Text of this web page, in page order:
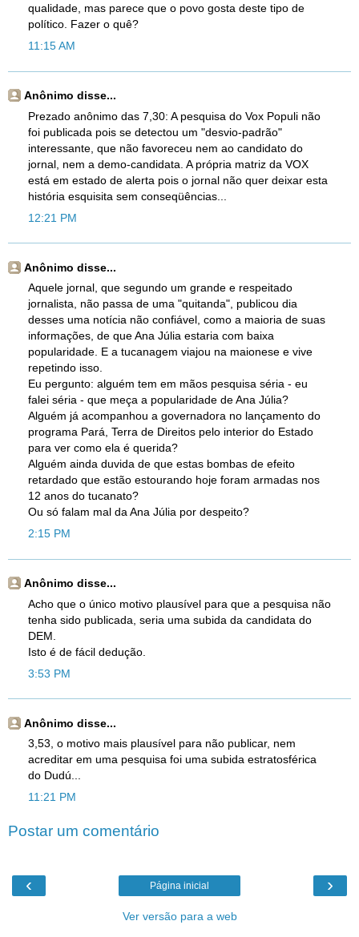
qualidade, mas parece que o povo gosta deste tipo de
político. Fazer o quê?
11:15 AM
Anônimo disse...
Prezado anônimo das 7,30: A pesquisa do Vox Populi não
foi publicada pois se detectou um "desvio-padrão"
interessante, que não favoreceu nem ao candidato do
jornal, nem a demo-candidata. A própria matriz da VOX
está em estado de alerta pois o jornal não quer deixar esta
história esquisita sem conseqüências...
12:21 PM
Anônimo disse...
Aquele jornal, que segundo um grande e respeitado
jornalista, não passa de uma "quitanda", publicou dia
desses uma notícia não confiável, como a maioria de suas
informações, de que Ana Júlia estaria com baixa
popularidade. E a tucanagem viajou na maionese e vive
repetindo isso.
Eu pergunto: alguém tem em mãos pesquisa séria - eu
falei séria - que meça a popularidade de Ana Júlia?
Alguém já acompanhou a governadora no lançamento do
programa Pará, Terra de Direitos pelo interior do Estado
para ver como ela é querida?
Alguém ainda duvida de que estas bombas de efeito
retardado que estão estourando hoje foram armadas nos
12 anos do tucanato?
Ou só falam mal da Ana Júlia por despeito?
2:15 PM
Anônimo disse...
Acho que o único motivo plausível para que a pesquisa não
tenha sido publicada, seria uma subida da candidata do
DEM.
Isto é de fácil dedução.
3:53 PM
Anônimo disse...
3,53, o motivo mais plausível para não publicar, nem
acreditar em uma pesquisa foi uma subida estratosférica
do Dudú...
11:21 PM
Postar um comentário
‹ ›
Página inicial
Ver versão para a web